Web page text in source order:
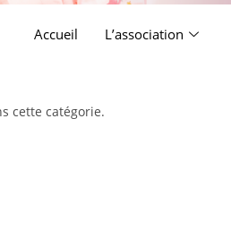
Accueil L’association
cette catégorie.